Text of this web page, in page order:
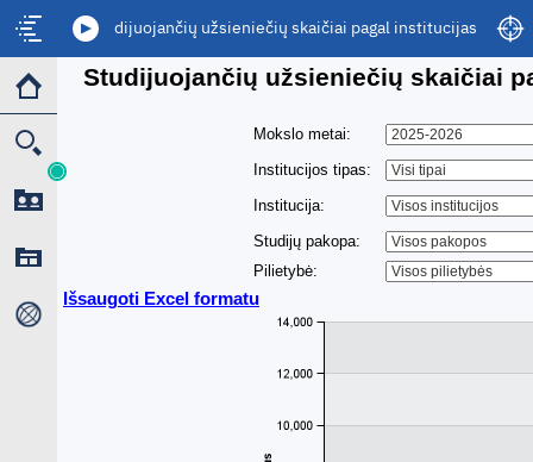
Studijuojančių užsieniečių skaičiai pagal institucijas